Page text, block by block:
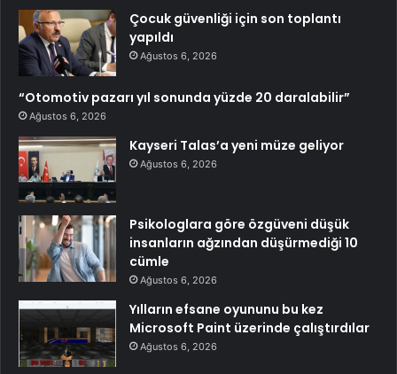
Çocuk güvenliği için son toplantı
yapıldı
Ağustos 6, 2026
“Otomotiv pazarı yıl sonunda yüzde 20 daralabilir”
Ağustos 6, 2026
Kayseri Talas’a yeni müze geliyor
Ağustos 6, 2026
Psikologlara göre özgüveni düşük
insanların ağzından düşürmediği 10
cümle
Ağustos 6, 2026
Yılların efsane oyununu bu kez
Microsoft Paint üzerinde çalıştırdılar
Ağustos 6, 2026